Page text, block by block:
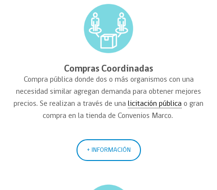
Compras Coordinadas
Compra pública donde dos o más organismos con una
necesidad similar agregan demanda para obtener mejores
precios. Se realizan a través de una licitación pública o gran
compra en la tienda de Convenios Marco.
+ INFORMACIÓN